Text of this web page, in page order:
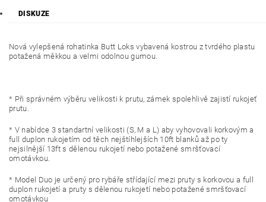
DISKUZE
Nová vylepšená rohatinka Butt Loks vybavená kostrou z tvrdého plastu
potažená měkkou a velmi odolnou gumou.
* Při správném výběru velikosti k prutu, zámek spolehlivě zajistí rukojeť
prutu.
* V nabídce 3 standartní velikosti (S, M a L) aby vyhovovali korkovým a
full duplon rukojetím od těch nejštíhlejších 10ft blanků až po ty
nejsilnější 13ft s dělenou rukojetí nebo potažené smršťovací
omotávkou.
* Model Duo je určený pro rybáře střídající mezi pruty s korkovou a full
duplon rukojetí a pruty s dělenou rukojetí nebo potažené smršťovací
omotávkou